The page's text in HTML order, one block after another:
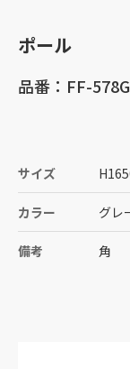
ポール
品番：FF-578G
サイズ
カラー グレ
備考 角